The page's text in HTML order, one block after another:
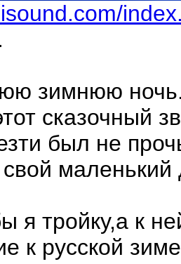
зимнюю
сказочный
был не
я тройку,а к
к русской